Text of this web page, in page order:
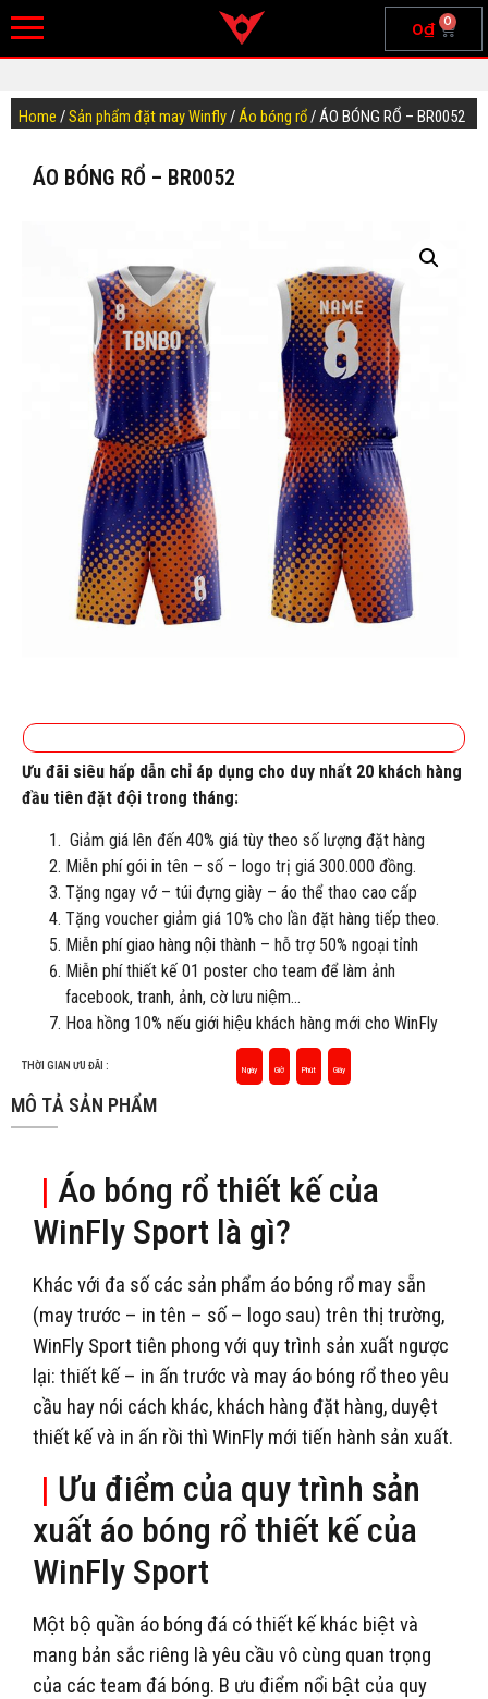
0₫ 0
Home /Sản phẩm đặt may Winfly/Áo bóng rổ/ ÁO BÓNG RỔ – BR0052
ÁO BÓNG RỔ – BR0052
Ưu đãi siêu hấp dẫn chỉ áp dụng cho duy nhất 20 khách hàng
đầu tiên đặt đội trong tháng:
Giảm giá lên đến 40% giá tùy theo số lượng đặt hàng
Miễn phí gói in tên – số – logo trị giá 300.000 đồng.
Tặng ngay vớ – túi đựng giày – áo thể thao cao cấp
Tặng voucher giảm giá 10% cho lần đặt hàng tiếp theo.
Miễn phí giao hàng nội thành – hỗ trợ 50% ngoại tỉnh
Miễn phí thiết kế 01 poster cho team để làm ảnh
facebook, tranh, ảnh, cờ lưu niệm…
Hoa hồng 10% nếu giới hiệu khách hàng mới cho WinFly
THỜI GIAN ƯU ĐÃI : Ngày Giờ Phút Giây
MÔ TẢ SẢN PHẨM
| Áo bóng rổ thiết kế của
WinFly Sport là gì?
Khác với đa số các sản phẩm áo bóng rổ may sẵn
(may trước – in tên – số – logo sau) trên thị trường,
WinFly Sport tiên phong với quy trình sản xuất ngược
lại: thiết kế – in ấn trước và may áo bóng rổ theo yêu
cầu hay nói cách khác, khách hàng đặt hàng, duyệt
thiết kế và in ấn rồi thì WinFly mới tiến hành sản xuất.
| Ưu điểm của quy trình sản
xuất áo bóng rổ thiết kế của
WinFly Sport
Một bộ quần áo bóng đá có thiết kế khác biệt và
mang bản sắc riêng là yêu cầu vô cùng quan trọng
của các team đá bóng. B ưu điểm nổi bật của quy